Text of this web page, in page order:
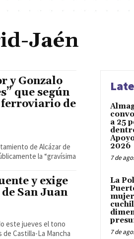
Jaén
y Gonzalo
que según
ferroviario de
de Alcázar de
la “gravísima
y exige
San Juan
este jueves el tono
Castilla-La Mancha
a 25
2026
7 de
La
7 de